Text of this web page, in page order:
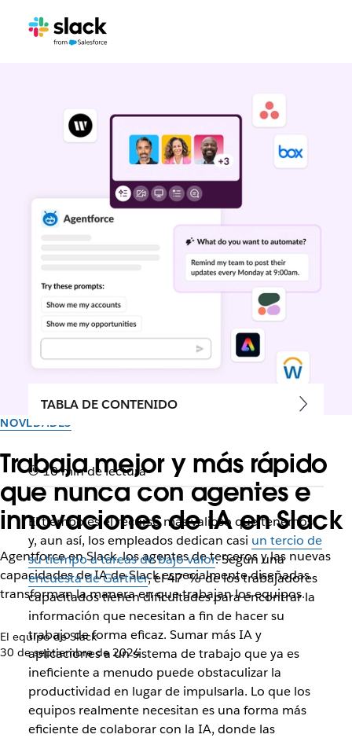
NOVEDADES
Trabaja mejor y más rápido
que nunca con agentes e
innovaciones de IA en Slack
Agentforce en Slack, los agentes de terceros y las nuevas
capacidades de IA de Slack especialmente diseñadas
transforman la manera en que trabajan los equipos.
El equipo de Slack
30 de septiembre de 2024
TABLA DE CONTENIDO
10 min de lectura
El tiempo es el recurso más valioso que tenemos
y, aun así, los empleados dedican casi un tercio de
su tiempo a tareas de bajo valor. Según una
encuesta de Gartner, el 47 % de los trabajadores
capacitados tienen dificultades para encontrar la
información que necesitan a fin de hacer su
trabajo de forma eficaz. Sumar más IA y
aplicaciones a un sistema de trabajo que ya es
ineficiente a menudo puede obstaculizar la
productividad en lugar de impulsarla. Lo que los
equipos realmente necesitan es una forma más
eficiente de colaborar con la IA, donde las